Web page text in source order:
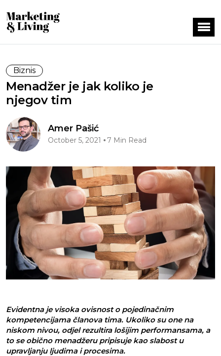
Biznis
Menadžer je jak koliko je
njegov tim
Amer Pašić
October 5, 2021 7 Min Read
Evidentna je visoka ovisnost o pojedinačnim
kompetencijama članova tima. Ukoliko su one na
niskom nivou, odjel rezultira lošijim performansama, a
to se obično menadžeru pripisuje kao slabost u
upravljanju ljudima i procesima.